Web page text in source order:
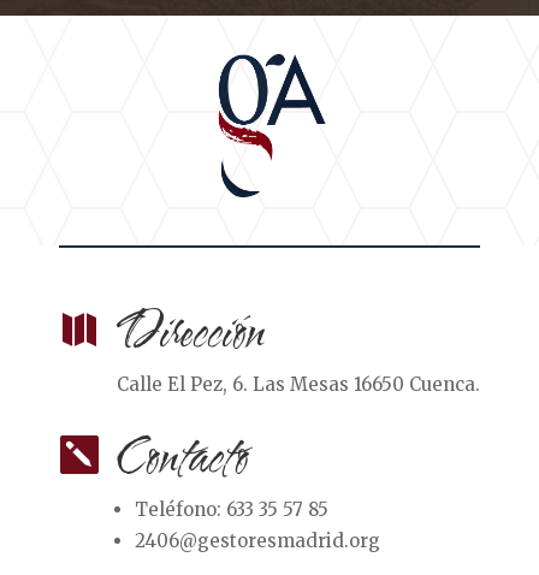
 Dirección
Calle El Pez, 6. Las Mesas 16650 Cuenca.
 Contacto
Teléfono: 633 35 57 85
2406@gestoresmadrid.org